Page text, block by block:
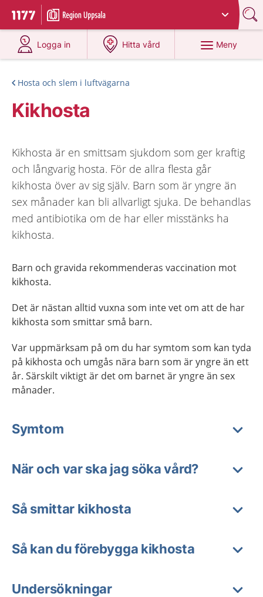
Till startsidan för 1177
Du har valt region
Logga in
på 1177.se
Hitta vård
på 1177.se
Meny
Hosta och slem i luftvägarna
Kikhosta
Kikhosta är en smittsam sjukdom som ger kraftig
och långvarig hosta. För de allra flesta går
kikhosta över av sig själv. Barn som är yngre än
sex månader kan bli allvarligt sjuka. De behandlas
med antibiotika om de har eller misstänks ha
kikhosta.
Barn och gravida rekommenderas vaccination mot
kikhosta.
Det är nästan alltid vuxna som inte vet om att de har
kikhosta som smittar små barn.
Var uppmärksam på om du har symtom som kan tyda
på kikhosta och umgås nära barn som är yngre än ett
år. Särskilt viktigt är det om barnet är yngre än sex
månader.
Symtom
När och var ska jag söka vård?
Så smittar kikhosta
Så kan du förebygga kikhosta
Undersökningar